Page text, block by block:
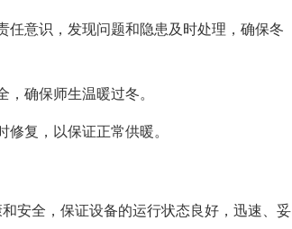
意识，发现问题和隐患及时处理，确保冬
确保师生温暖过冬。
复，以保证正常供暖。
全，保证设备的运行状态良好，迅速、妥